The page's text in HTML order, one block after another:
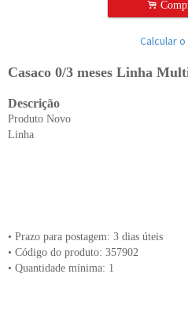
.
Calcular
Casaco 0/3 meses Linha
Descrição
Produto Novo
Linha
• Prazo para postagem: 3 dias úteis
• Código do produto: 357902
• Quantidade mínima: 1